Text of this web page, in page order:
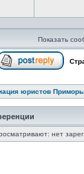
Показать
юристов
нет